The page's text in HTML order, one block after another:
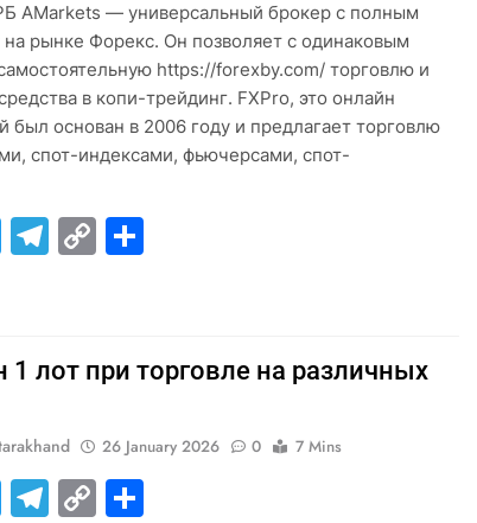
AMarkets — универсальный брокер с полным
на рынке Форекс. Он позволяет с одинаковым
https://forexby.com/ торговлю и
в копи-трейдинг. FXPro, это онлайн
был основан в 2006 году и предлагает торговлю
спот-индексами, фьючерсами, спот-
Twitter
Telegram
Copy
1 лот при торговле на различных
26 January 2026 0 7 Mins
Twitter
Telegram
Copy